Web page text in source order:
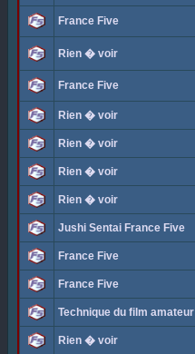
France Five
Rien � voir
France Five
Rien � voir
Rien � voir
Rien � voir
Rien � voir
Jushi Sentai France Five
France Five
France Five
Technique du film amateur
Rien � voir